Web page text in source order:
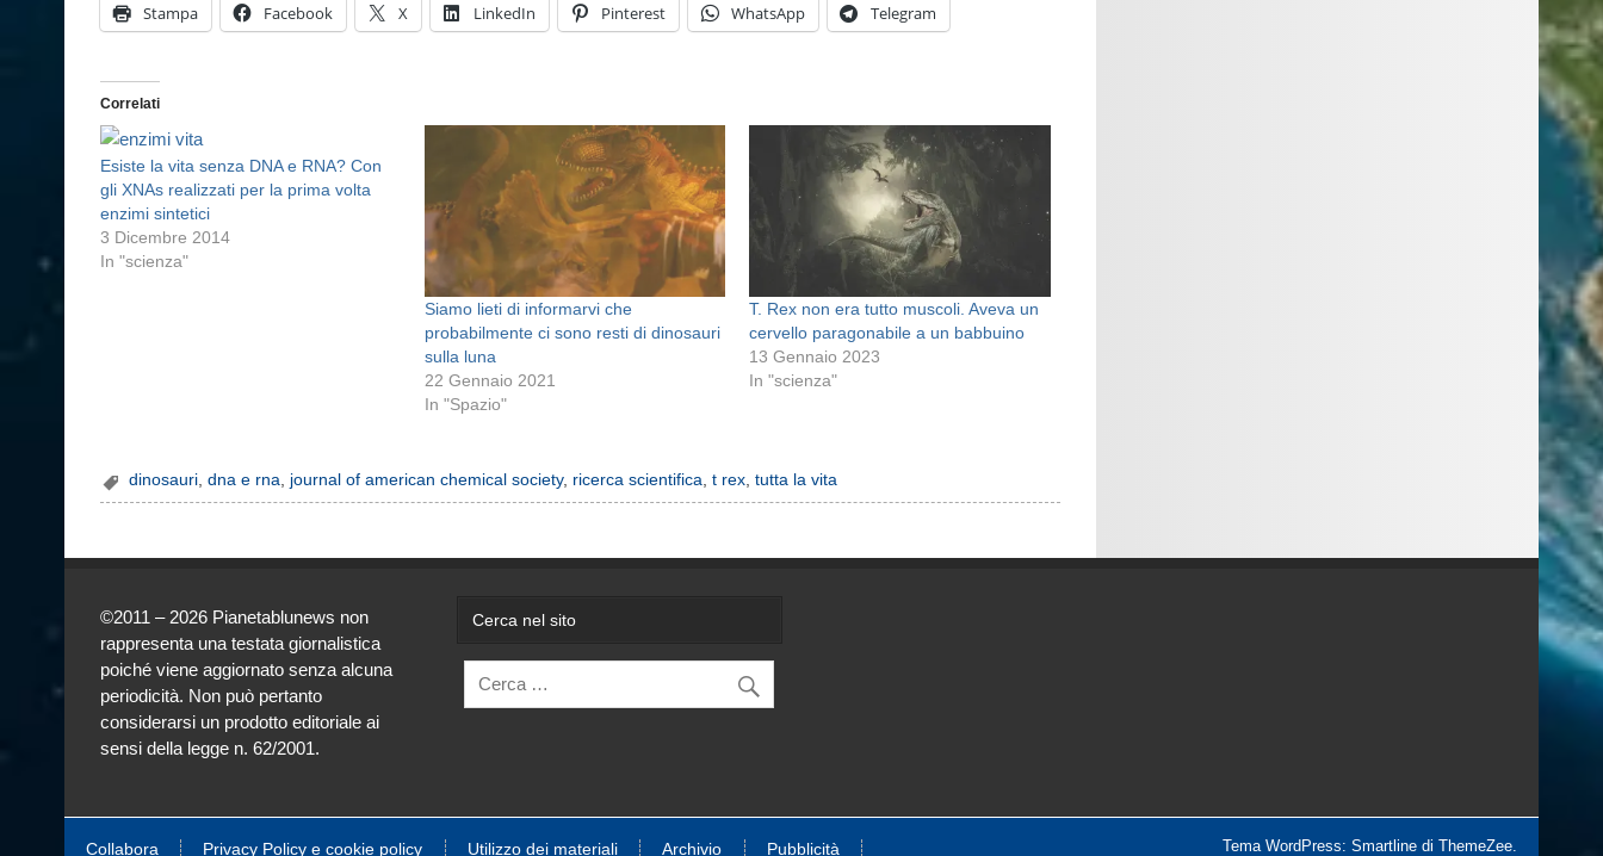
Stampa Facebook X LinkedIn Pinterest WhatsApp Telegram
Correlati
Esiste la vita senza DNA e RNA? Con
gli XNAs realizzati per la prima volta
enzimi sintetici
3 Dicembre 2014
In "scienza"
Siamo lieti di informarvi che
probabilmente ci sono resti di dinosauri
sulla luna
22 Gennaio 2021
In "Spazio"
T. Rex non era tutto muscoli. Aveva un
cervello paragonabile a un babbuino
13 Gennaio 2023
In "scienza"
dinosauri,dna e rna, journal of american chemical society, ricerca scientifica,t rex,tutta la vita
©2011 – 2026 Pianetablunews non
rappresenta una testata giornalistica
poiché viene aggiornato senza alcuna
periodicità. Non può pertanto
considerarsi un prodotto editoriale ai
sensi della legge n. 62/2001.
Cerca nel sito
Collabora Privacy Policy e cookie policy Utilizzo dei materiali Archivio Pubblicità Tema WordPress: Smartline di ThemeZee.